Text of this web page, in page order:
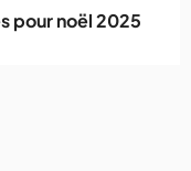
pour noël 2025